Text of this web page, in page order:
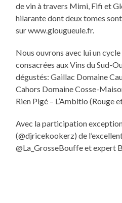
de vin à travers Mimi, Fifi et
hilarante dont deux tomes
sur www.glougueule.fr.
Nous ouvrons avec lui un
consacrées aux Vins du Sud-
dégustés: Gaillac Domaine
Cahors Domaine Cosse-
Rien Pigé – L’Ambitio (Rouge
Avec la participation
(@djricekookerz) de
@La_GrosseBouffe et expert